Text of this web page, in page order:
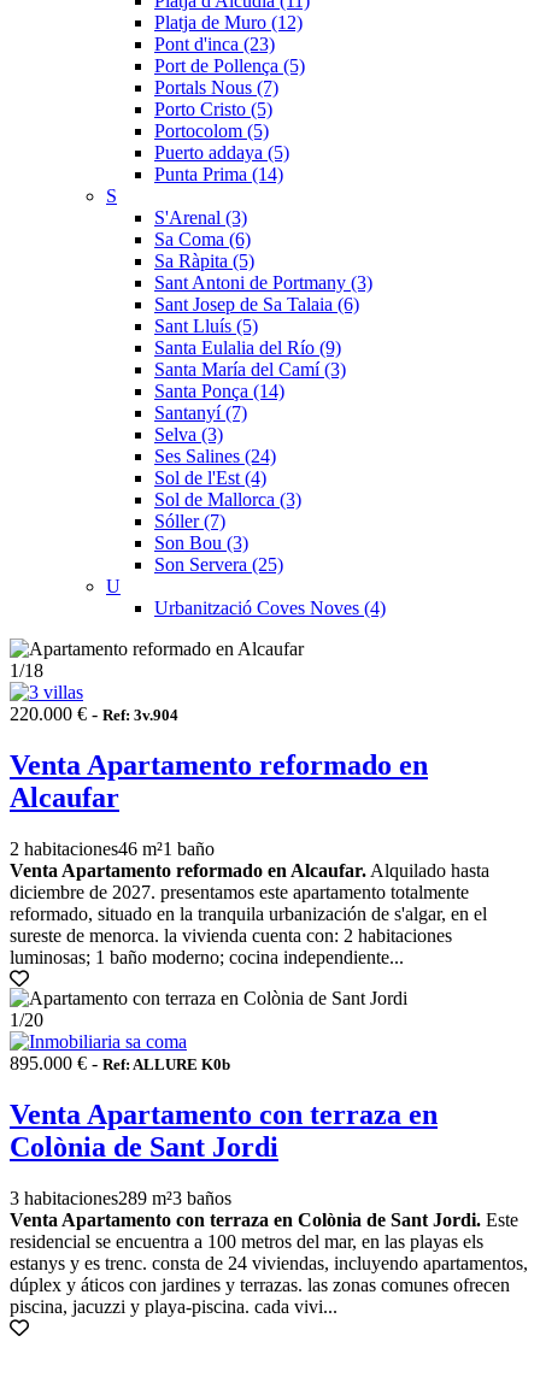
Platja de Muro (12)
Pont d'inca (23)
Port de Pollença (5)
Portals Nous (7)
Porto Cristo (5)
Portocolom (5)
Puerto addaya (5)
Punta Prima (14)
S
S'Arenal (3)
Sa Coma (6)
Sa Ràpita (5)
Sant Antoni de Portmany (3)
Sant Josep de Sa Talaia (6)
Sant Lluís (5)
Santa Eulalia del Río (9)
Santa María del Camí (3)
Santa Ponça (14)
Santanyí (7)
Selva (3)
Ses Salines (24)
Sol de l'Est (4)
Sol de Mallorca (3)
Sóller (7)
Son Bou (3)
Son Servera (25)
U
Urbanització Coves Noves (4)
1/18
220.000 € - Ref: 3v.904
Venta Apartamento reformado en
Alcaufar
2 habitaciones46 m²1 baño
Venta Apartamento reformado en Alcaufar. Alquilado hasta
diciembre de 2027. presentamos este apartamento totalmente
reformado, situado en la tranquila urbanización de s'algar, en el
sureste de menorca. la vivienda cuenta con: 2 habitaciones
luminosas; 1 baño moderno; cocina independiente...
1/20
895.000 € - Ref: ALLURE K0b
Venta Apartamento con terraza en
Colònia de Sant Jordi
3 habitaciones289 m²3 baños
Venta Apartamento con terraza en Colònia de Sant Jordi. Este
residencial se encuentra a 100 metros del mar, en las playas els
estanys y es trenc. consta de 24 viviendas, incluyendo apartamentos,
dúplex y áticos con jardines y terrazas. las zonas comunes ofrecen
piscina, jacuzzi y playa-piscina. cada vivi...